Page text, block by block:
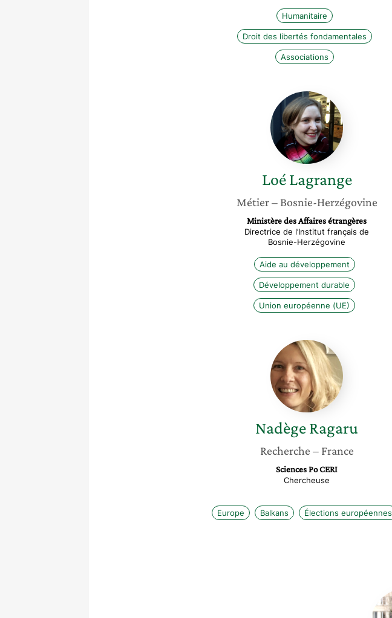
Humanitaire
Droit des libertés fondamentales
Associations
Loé
Lagrange
Loé Lagrange
Métier – Bosnie-Herzégovine
Ministère des Affaires étrangères
Directrice de l’Institut français de
Bosnie-Herzégovine
Aide au développement
Développement durable
Union européenne (UE)
Nadège
Ragaru
NadègeRagaru
Recherche – France
Sciences Po CERI
Chercheuse
Europe Balkans Élections européennes